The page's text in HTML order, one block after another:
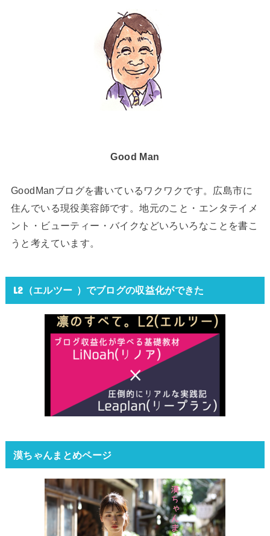
Good Man
GoodManブログを書いているワクワクです。広島市に
住んでいる現役美容師です。地元のこと・エンタテイメ
ント・ビューティー・バイクなどいろいろなことを書こ
うと考えています。
L2（エルツー ）でブログの収益化ができた
漠ちゃんまとめページ